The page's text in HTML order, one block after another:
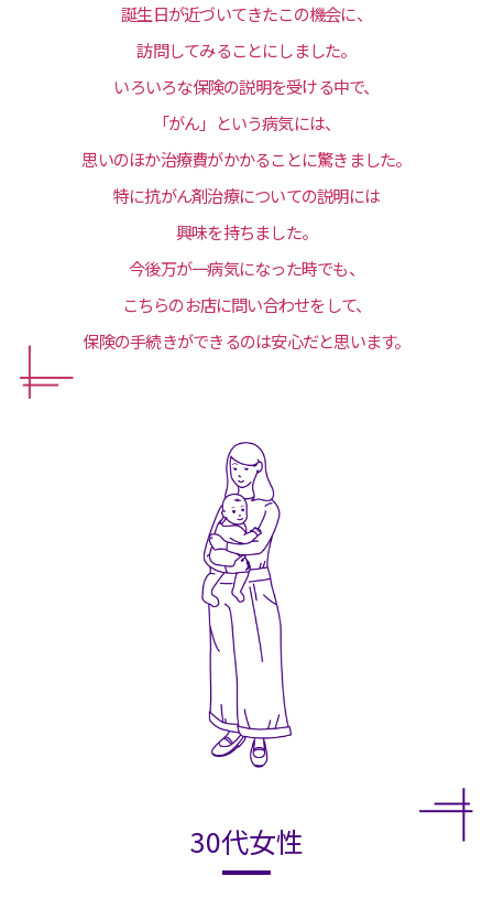
誕生日が近づいてきたこの機会に、
訪問してみることにしました。
いろいろな保険の説明を受ける中で、
「がん」という病気には、
思いのほか治療費がかかることに驚きました。
特に抗がん剤治療についての説明には
興味を持ちました。
今後万が一病気になった時でも、
こちらのお店に問い合わせをして、
保険の手続きができるのは安心だと思います。
30代女性